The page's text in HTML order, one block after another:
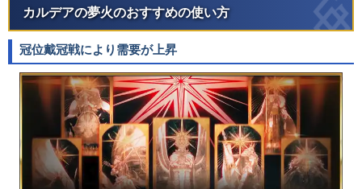
カルデアの夢火のおすすめの使い方
冠位戴冠戦により需要が上昇